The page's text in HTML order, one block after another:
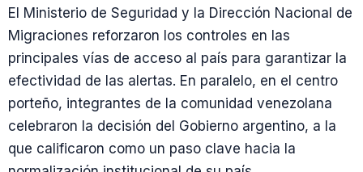
El Ministerio de Seguridad y la Dirección Nacional de
Migraciones reforzaron los controles en las
principales vías de acceso al país para garantizar la
efectividad de las alertas. En paralelo, en el centro
porteño, integrantes de la comunidad venezolana
celebraron la decisión del Gobierno argentino, a la
que calificaron como un paso clave hacia la